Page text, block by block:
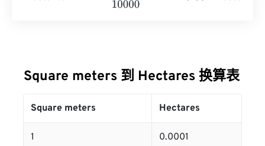
Square meters 到 Hectares 换算表
Square meters Hectares
1 0.0001